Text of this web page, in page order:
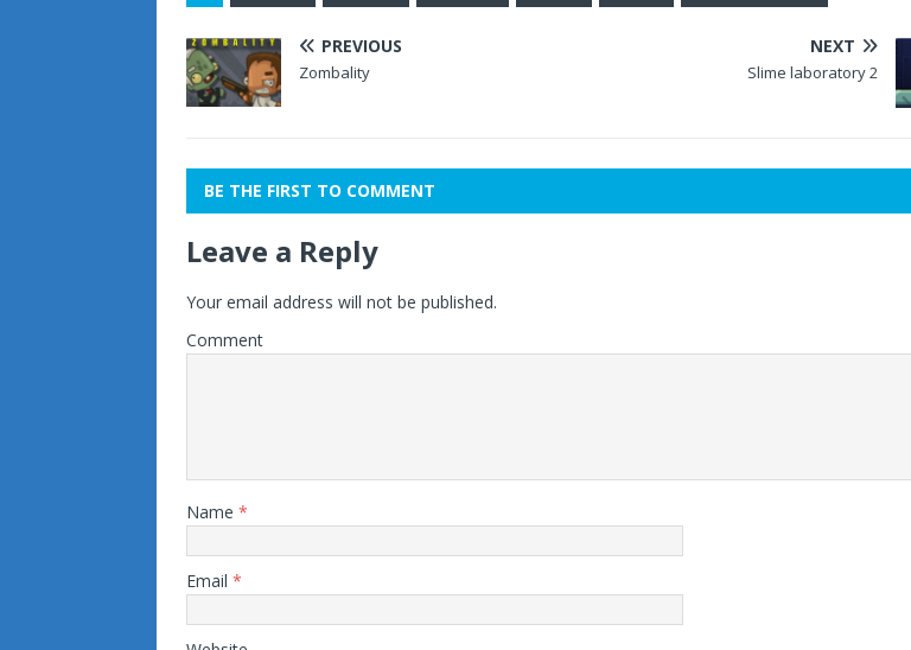
PREVIOUS
Zombality
NEXT
Slime laboratory 2
BE THE FIRST TO COMMENT
Leave a Reply
Your email address will not be published.
Comment
Name *
Email *